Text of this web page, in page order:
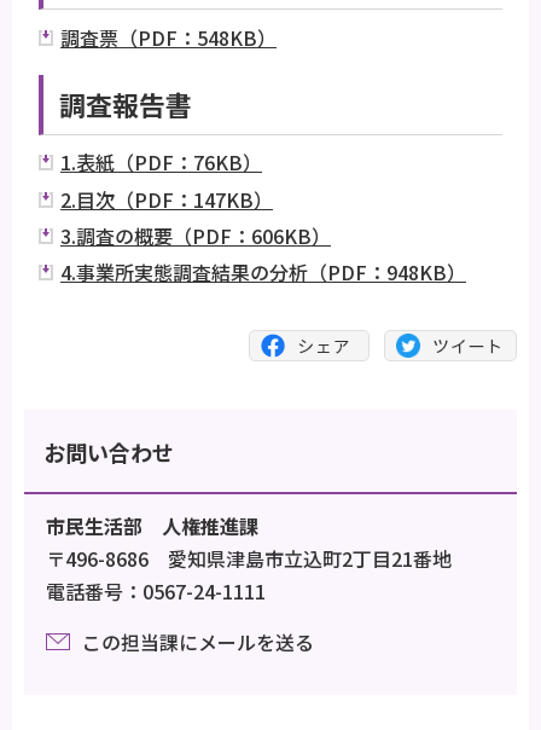
調査票（PDF：548KB）
調査報告書
1.表紙（PDF：76KB）
2.目次（PDF：147KB）
3.調査の概要（PDF：606KB）
4.事業所実態調査結果の分析（PDF：948KB）
お問い合わせ
市民生活部 人権推進課
〒496-8686 愛知県津島市立込町2丁目21番地
電話番号：0567-24-1111
この担当課にメールを送る